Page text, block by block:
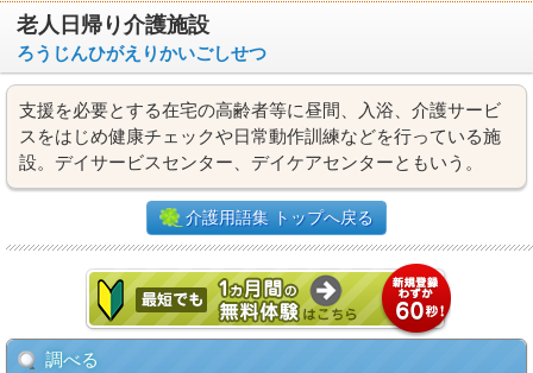
老人日帰り介護施設
ろうじんひがえりかいごしせつ
支援を必要とする在宅の高齢者等に昼間、入浴、介護サービ
スをはじめ健康チェックや日常動作訓練などを行っている施
設。デイサービスセンター、デイケアセンターともいう。
介護用語集 トップへ戻る
調べる